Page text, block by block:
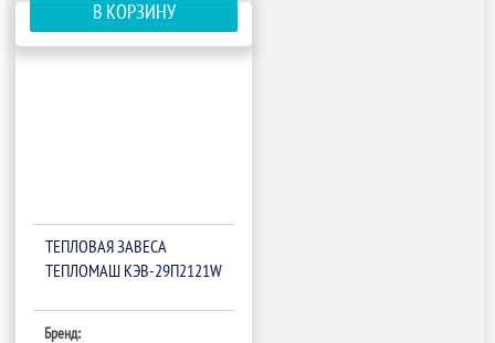
В КОРЗИНУ
ТЕПЛОВАЯ ЗАВЕСА
ТЕПЛОМАШ КЭВ-29П2121W
Бренд: